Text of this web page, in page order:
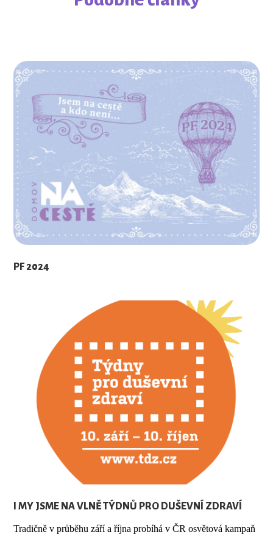
PF 2024
I MY JSME NA VLNĚ TÝDNŮ PRO DUŠEVNÍ ZDRAVÍ
Tradičně v průběhu září a října probíhá v ČR osvětová kampaň